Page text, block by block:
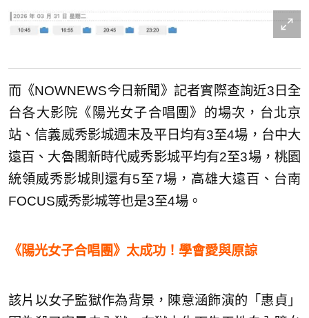
而《NOWNEWS今日新聞》記者實際查詢近3日全
台各大影院《陽光女子合唱團》的場次，台北京
站、信義威秀影城週末及平日均有3至4場，台中大
遠百、大魯閣新時代威秀影城平均有2至3場，桃園
統領威秀影城則還有5至7場，高雄大遠百、台南
FOCUS威秀影城等也是3至4場。
《陽光女子合唱團》太成功！學會愛與原諒
該片以女子監獄作為背景，陳意涵飾演的「惠貞」